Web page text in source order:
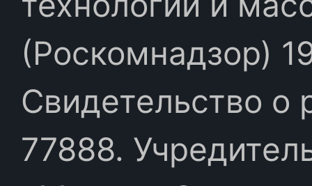
(Роскомнадзор)
Свидетельство
77888.